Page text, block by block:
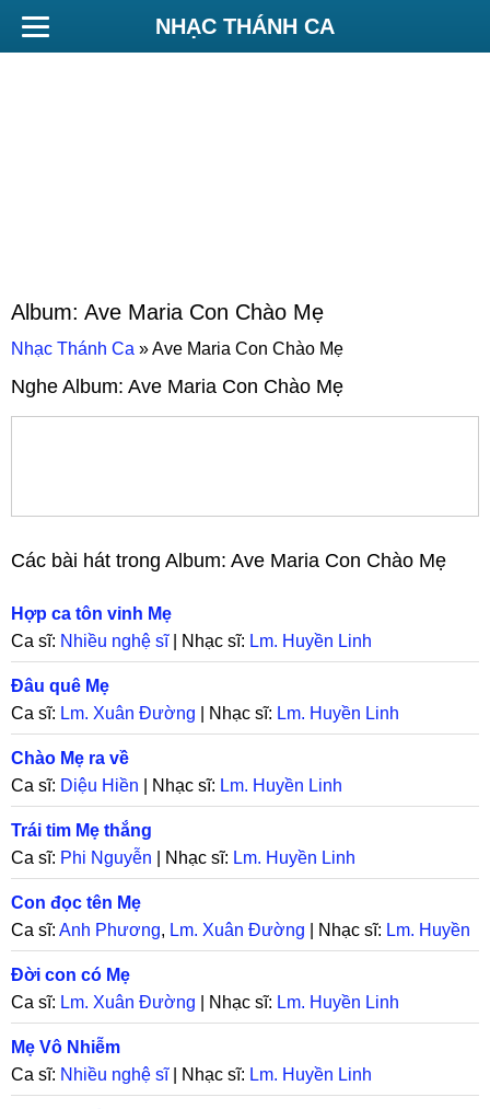
NHẠC THÁNH CA
Album: Ave Maria Con Chào Mẹ
Nhạc Thánh Ca »Ave Maria Con Chào Mẹ
Nghe Album: Ave Maria Con Chào Mẹ
Các bài hát trong Album: Ave Maria Con Chào Mẹ
Hợp ca tôn vinh Mẹ
Ca sĩ: Nhiều nghệ sĩ| Nhạc sĩ: Lm. Huyền Linh
Đâu quê Mẹ
Ca sĩ: Lm. Xuân Đường | Nhạc sĩ: Lm. Huyền Linh
Chào Mẹ ra về
Ca sĩ: Diệu Hiền | Nhạc sĩ: Lm. Huyền Linh
Trái tim Mẹ thắng
Ca sĩ: Phi Nguyễn | Nhạc sĩ: Lm. Huyền Linh
Con đọc tên Mẹ
Ca sĩ: Anh Phương, Lm. Xuân Đường | Nhạc sĩ: Lm. Huyền
Linh
Đời con có Mẹ
Ca sĩ: Lm. Xuân Đường | Nhạc sĩ: Lm. Huyền Linh
Mẹ Vô Nhiễm
Ca sĩ: Nhiều nghệ sĩ| Nhạc sĩ: Lm. Huyền Linh